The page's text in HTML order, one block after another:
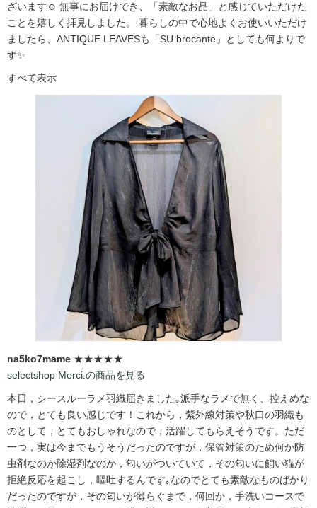
ざいます☺️ 無事にお届けでき、「素敵なお品」と感じていただけた
ことを嬉しく拝見しました。 暮らしの中で心地よくお使いいただけ
ましたら、ANTIQUE LEAVESも「SU brocante」としても何よりで
す✨
すべて表示
na5ko7mame ★★★★★
selectshop Merci.の商品を見る
本日，シースルーラメ羽織届きました｡派手なラメで無く、控えめな
ので，とても良い感じです！これから，紫外線対策や秋口の羽織も
のとして，とてもおしゃれなので，活躍してもらえそうです。ただ
一つ，実は今までもうそうだったのですが，保管対策のため何か防
虫剤なのか除湿剤なのか，匂いがついていて，その匂いに飼い猫が
拒絶反応を起こし，嘔吐するんです｡なのでとても素敵なものばかり
だったのですが，その匂いが薄らぐまで，何回か，手洗いコースで